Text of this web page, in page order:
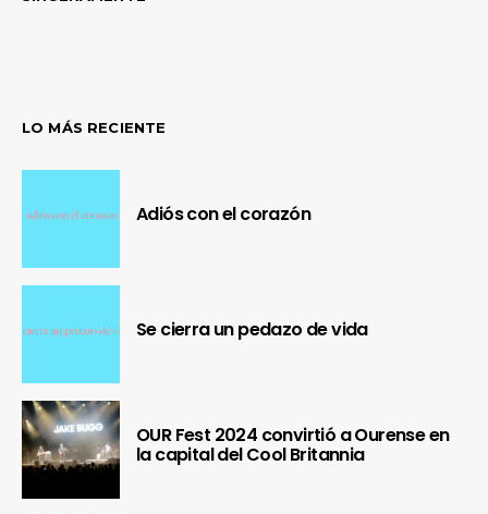
LO MÁS RECIENTE
Adiós con el corazón
Se cierra un pedazo de vida
OUR Fest 2024 convirtió a Ourense en
la capital del Cool Britannia